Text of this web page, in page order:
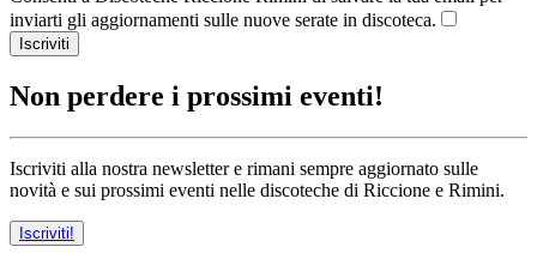
inviarti gli aggiornamenti sulle nuove serate in discoteca.
Iscriviti
Non perdere i prossimi eventi!
Iscriviti alla nostra newsletter e rimani sempre aggiornato sulle
novità e sui prossimi eventi nelle discoteche di Riccione e Rimini.
Iscriviti!